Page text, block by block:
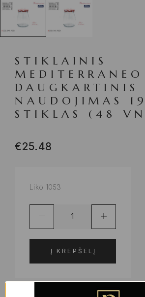
STIKLAINIS
MEDITERRANEO
DAUGKARTINIS
NAUDOJIMAS
STIKLAS (48
€25.48
Liko 1053
Į KREPŠELĮ